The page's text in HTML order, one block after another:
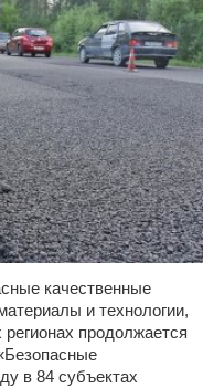
качественные
и технологии,
продолжается
в 84 субъектах